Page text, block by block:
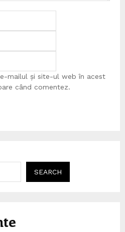
mailul și site-ul web în acest
când comentez.
SEARCH